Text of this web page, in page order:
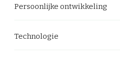
Persoonlijke ontwikkeling
Technologie